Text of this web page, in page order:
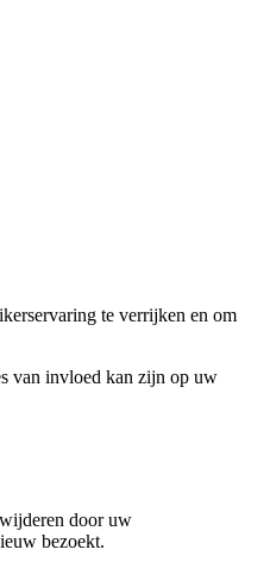
te verrijken en om
van invloed kan zijn op uw
door uw
bezoekt.